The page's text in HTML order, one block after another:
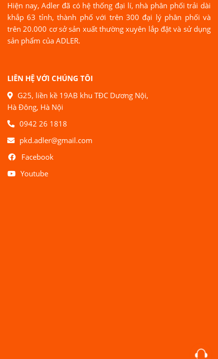
Hiện nay, Adler đã có hệ thống đại lí, nhà phân phối trải dài
khắp 63 tỉnh, thành phố với trên 300 đại lý phân phối và
trên 20.000 cơ sở sản xuất thường xuyên lắp đặt và sử dụng
sản phẩm của ADLER.
LIÊN HỆ VỚI CHÚNG TÔI
G25, liền kề 19AB khu TĐC Dương Nội,
Hà Đông, Hà Nội
0942 26 1818
pkd.adler@gmail.com
Facebook
Youtube